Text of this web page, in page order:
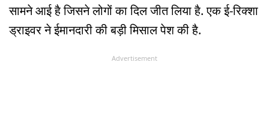
सामने आई है जिसने लोगों का दिल जीत लिया है. एक ई-रिक्शा
ड्राइवर ने ईमानदारी की बड़ी मिसाल पेश की है.
Advertisement